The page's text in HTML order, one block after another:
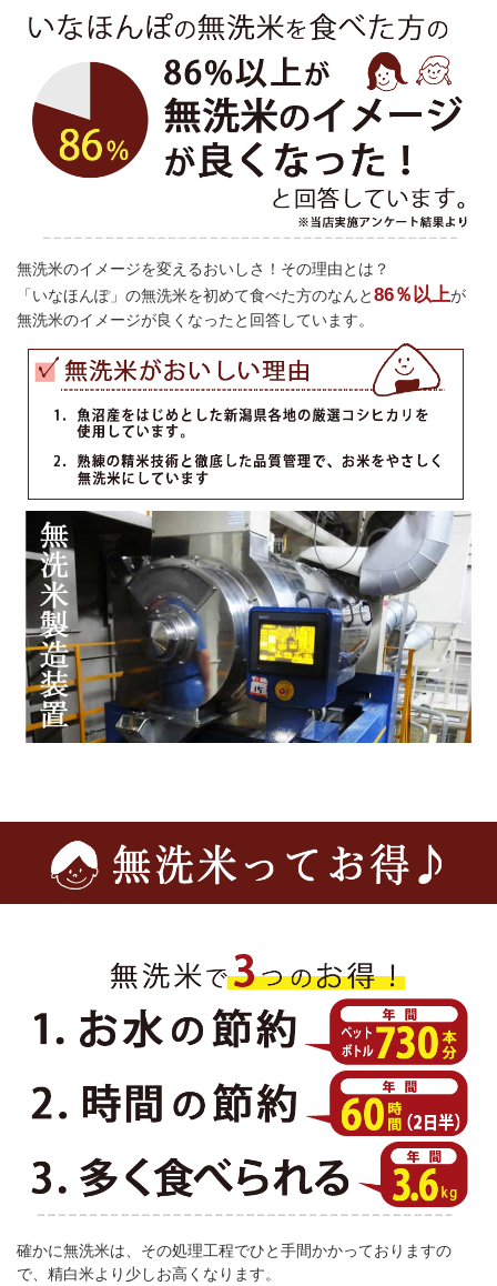
無洗米のイメージを変えるおいしさ！その理由とは？
「いなほんぽ」の無洗米を初めて食べた方のなんと86％以上が
無洗米のイメージが良くなったと回答しています。
確かに無洗米は、その処理工程でひと手間かかっておりますの
で、精白米より少しお高くなります。